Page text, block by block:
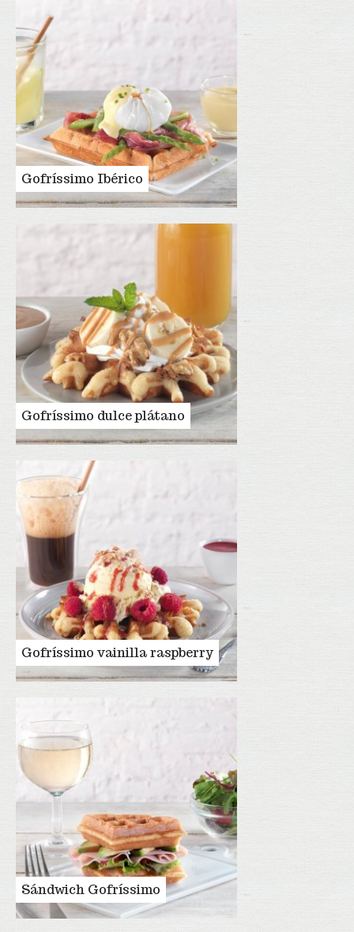
Gofríssimo Ibérico
Gofríssimo dulce plátano
Gofríssimo vainilla raspberry
Sándwich Gofríssimo